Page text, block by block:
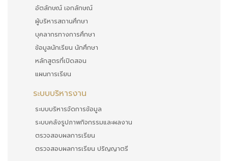
อัตลักษณ์ เอกลักษณ์
ผู้บริหารสถานศึกษา
บุคลากรทางการศึกษา
ข้อมูลนักเรียน นักศึกษา
หลักสูตรที่เปิดสอน
แผนการเรียน
ระบบบริหารงาน
ระบบบริหารจัดการข้อมูล
ระบบคลังรูปภาพกิจกรรมและผลงาน
ตรวจสอบผลการเรียน
ตรวจสอบผลการเรียน ปริญญาตรี